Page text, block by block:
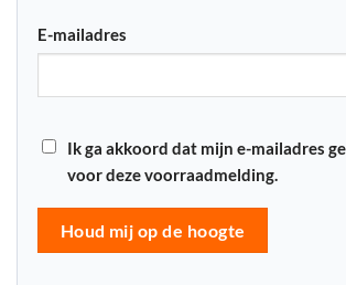
E-mailadres
Ik ga akkoord dat mijn e-mailadres
voor deze voorraadmelding.
Houd mij op de hoogte